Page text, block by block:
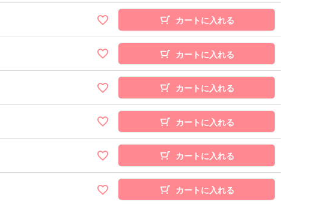
カートに入れる
カートに入れる
カートに入れる
カートに入れる
カートに入れる
カートに入れる